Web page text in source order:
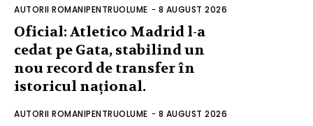
AUTORII ROMANIPENTRUOLUME - 8 AUGUST 2026
Oficial: Atletico Madrid l-a
cedat pe Gata, stabilind un
nou record de transfer în
istoricul național.
AUTORII ROMANIPENTRUOLUME - 8 AUGUST 2026